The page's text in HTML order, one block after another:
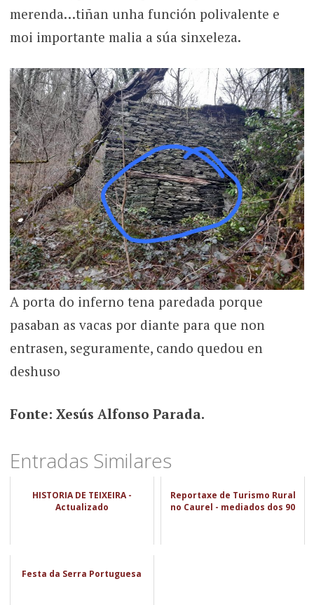
merenda…tiñan unha función polivalente e
moi importante malia a súa sinxeleza.
A porta do inferno tena paredada porque
pasaban as vacas por diante para que non
entrasen, seguramente, cando quedou en
deshuso
Fonte: Xesús Alfonso Parada.
Entradas Similares
HISTORIA DE TEIXEIRA -
Actualizado
Reportaxe de Turismo Rural
no Caurel - mediados dos 90
Festa da Serra Portuguesa